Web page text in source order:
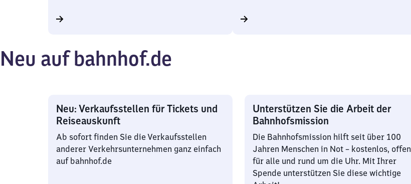
Neu auf bahnhof.de
Neu: Verkaufsstellen für Tickets und
Reiseauskunft
Ab sofort finden Sie die Verkaufsstellen
anderer Verkehrsunternehmen ganz einfach
auf bahnhof.de
Unterstützen Sie die Arbeit der
Bahnhofsmission
Die Bahnhofsmission hilft seit über 100
Jahren Menschen in Not – kostenlos, offen
für alle und rund um die Uhr. Mit Ihrer
Spende unterstützen Sie diese wichtige